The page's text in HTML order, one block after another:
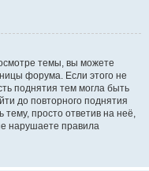
темы, вы можете
форума. Если этого не
поднятия тем могла быть
до повторного поднятия
просто ответив на неё,
нарушаете правила